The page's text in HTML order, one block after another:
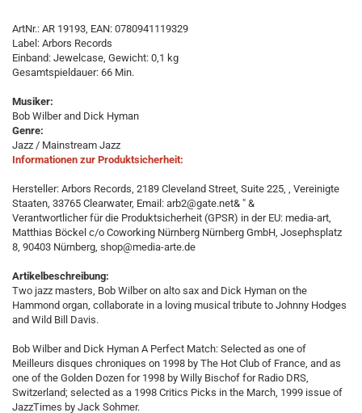
ArtNr.: AR 19193, EAN: 0780941119329
Label: Arbors Records
Einband: Jewelcase, Gewicht: 0,1 kg
Gesamtspieldauer: 66 Min.
Musiker:
Bob Wilber and Dick Hyman
Genre:
Jazz / Mainstream Jazz
Informationen zur Produktsicherheit:
Hersteller: Arbors Records, 2189 Cleveland Street, Suite 225, , Vereinigte
Staaten, 33765 Clearwater, Email: arb2@gate.net& " &
Verantwortlicher für die Produktsicherheit (GPSR) in der EU: media-art,
Matthias Böckel c/o Coworking Nürnberg Nürnberg GmbH, Josephsplatz
8, 90403 Nürnberg, shop@media-arte.de
Artikelbeschreibung:
Two jazz masters, Bob Wilber on alto sax and Dick Hyman on the
Hammond organ, collaborate in a loving musical tribute to Johnny Hodges
and Wild Bill Davis.
Bob Wilber and Dick Hyman A Perfect Match: Selected as one of
Meilleurs disques chroniques on 1998 by The Hot Club of France, and as
one of the Golden Dozen for 1998 by Willy Bischof for Radio DRS,
Switzerland; selected as a 1998 Critics Picks in the March, 1999 issue of
JazzTimes by Jack Sohmer.